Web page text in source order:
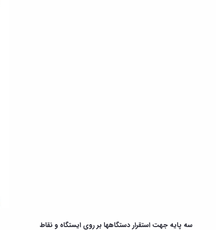
سه پایه جهت استقرار دستگاهها بر روی ایستگاه و نقاط